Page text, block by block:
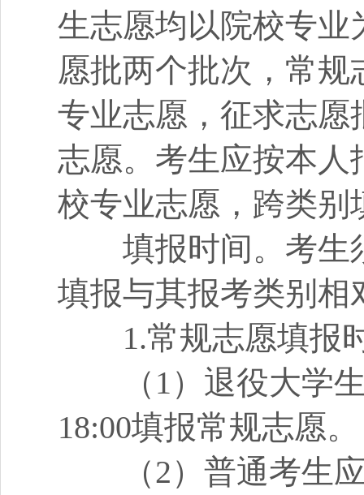
生志愿均以院校专业
愿批两个批次，常规
专业志愿，征求志愿
志愿。考生应按本
校专业志愿，跨类别
填报时间。考生
填报与其报考类别相
1.常规志愿填报
（1）退役大学生
18:00填报常规志愿。
（2）普通考生应